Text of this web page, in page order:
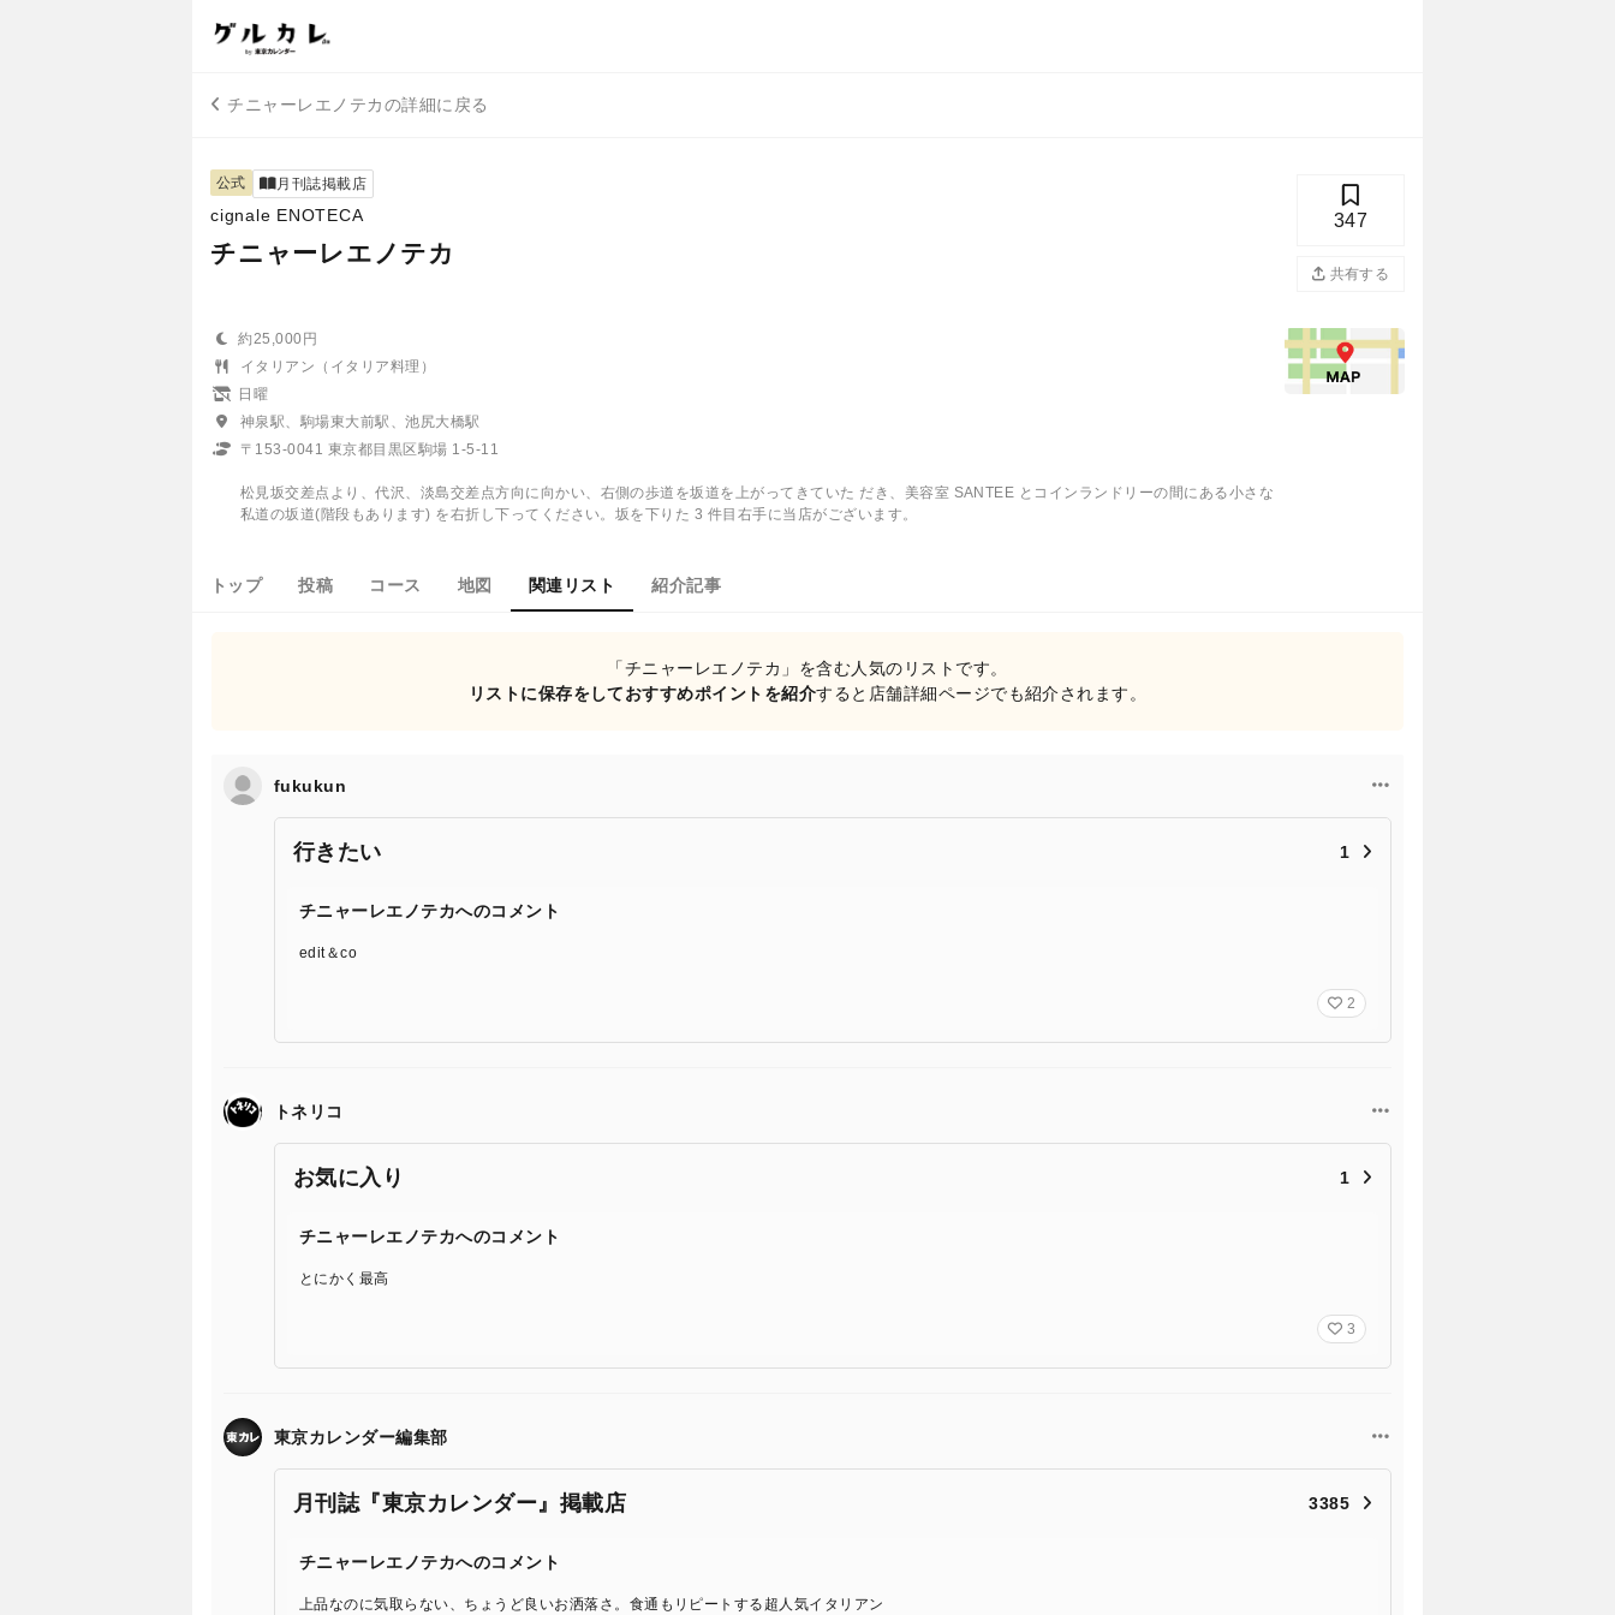
チニャーレエノテカの詳細に戻る
公式 月刊誌掲載店
cignale ENOTECA
チニャーレエノテカ
347
共有する
約25,000円
イタリアン（イタリア料理）
日曜
神泉駅、駒場東大前駅、池尻大橋駅
〒153-0041 東京都目黒区駒場 1-5-11
松見坂交差点より、代沢、淡島交差点方向に向かい、右側の歩道を坂道を上がってきていた だき、美容室 SANTEE とコインランドリーの間にある小さな
私道の坂道(階段もあります) を右折し下ってください。坂を下りた 3 件目右手に当店がございます。
トップ 投稿 コース 地図 関連リスト 紹介記事
「チニャーレエノテカ」を含む人気のリストです。
リストに保存をしておすすめポイントを紹介すると店舗詳細ページでも紹介されます。
fukukun
行きたい 1
チニャーレエノテカへのコメント
edit＆co
2
トネリコ
お気に入り 1
チニャーレエノテカへのコメント
とにかく最高
3
東京カレンダー編集部
月刊誌『東京カレンダー』掲載店 3385
チニャーレエノテカへのコメント
上品なのに気取らない、ちょうど良いお洒落さ。食通もリピートする超人気イタリアン